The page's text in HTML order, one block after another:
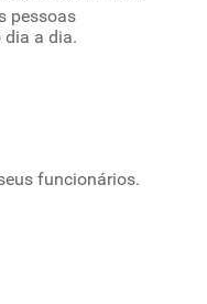
pessoas
dia a dia.
funcionários.